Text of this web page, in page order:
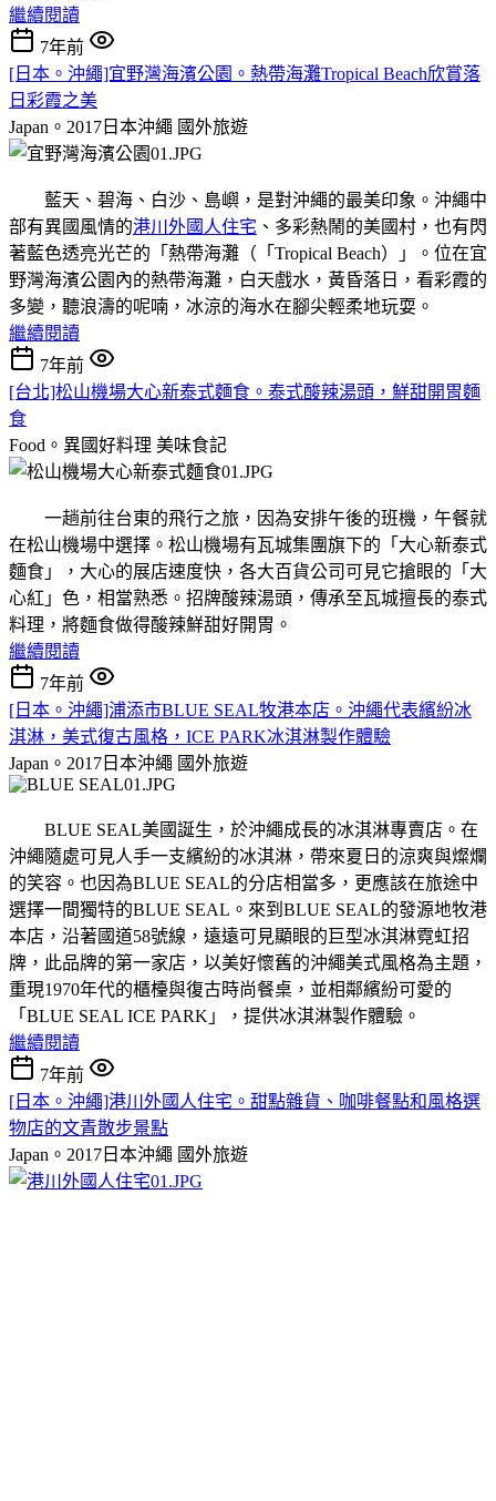
繼續閱讀
7年前
[日本。沖繩]宜野灣海濱公園。熱帶海灘Tropical Beach欣賞落
日彩霞之美
Japan。2017日本沖繩 國外旅遊
藍天、碧海、白沙、島嶼，是對沖繩的最美印象。沖繩中
部有異國風情的港川外國人住宅 、多彩熱鬧的美國村，也有閃
著藍色透亮光芒的「熱帶海灘（「Tropical Beach）」。位在宜
野灣海濱公園內的熱帶海灘，白天戲水，黃昏落日，看彩霞的
多變，聽浪濤的呢喃，冰涼的海水在腳尖輕柔地玩耍。
繼續閱讀
7年前
[台北]松山機場大心新泰式麵食。泰式酸辣湯頭，鮮甜開胃麵
食
Food。異國好料理 美味食記
一趟前往台東的飛行之旅，因為安排午後的班機，午餐就
在松山機場中選擇。松山機場有瓦城集團旗下的「大心新泰式
麵食」，大心的展店速度快，各大百貨公司可見它搶眼的「大
心紅」色，相當熟悉。招牌酸辣湯頭，傳承至瓦城擅長的泰式
料理，將麵食做得酸辣鮮甜好開胃。
繼續閱讀
7年前
[日本。沖繩]浦添市BLUE SEAL牧港本店。沖繩代表繽紛冰
淇淋，美式復古風格，ICE PARK冰淇淋製作體驗
Japan。2017日本沖繩 國外旅遊
BLUE SEAL美國誕生，於沖繩成長的冰淇淋專賣店。在
沖繩隨處可見人手一支繽紛的冰淇淋，帶來夏日的涼爽與燦爛
的笑容。也因為BLUE SEAL的分店相當多，更應該在旅途中
選擇一間獨特的BLUE SEAL。來到BLUE SEAL的發源地牧港
本店，沿著國道58號線，遠遠可見顯眼的巨型冰淇淋霓虹招
牌，此品牌的第一家店，以美好懷舊的沖繩美式風格為主題，
重現1970年代的櫃檯與復古時尚餐桌，並相鄰繽紛可愛的
「BLUE SEAL ICE PARK」，提供冰淇淋製作體驗。
繼續閱讀
7年前
[日本。沖繩]港川外國人住宅。甜點雜貨、咖啡餐點和風格選
物店的文青散步景點
Japan。2017日本沖繩 國外旅遊